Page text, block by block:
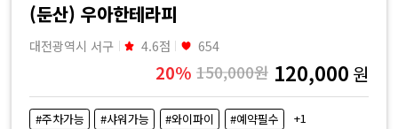
(둔산) 우아한테라피
대전광역시 서구 4.6점 654
20% 150,000원 120,000 원
#주차가능 #샤워가능 #와이파이 #예약필수 +1